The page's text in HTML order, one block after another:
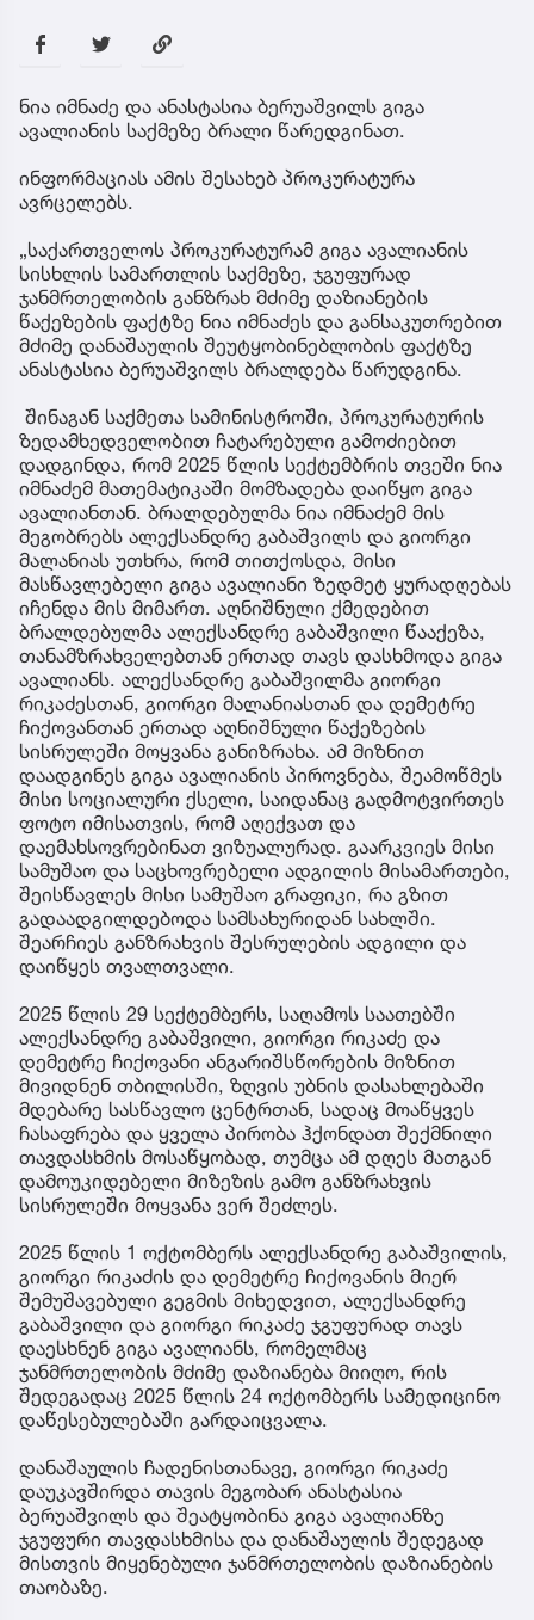
ნია იმნაძე და ანასტასია ბერუაშვილს გიგა
ავალიანის საქმეზე ბრალი წარედგინათ.
ინფორმაციას ამის შესახებ პროკურატურა
ავრცელებს.
„საქართველოს პროკურატურამ გიგა ავალიანის
სისხლის სამართლის საქმეზე, ჯგუფურად
ჯანმრთელობის განზრახ მძიმე დაზიანების
წაქეზების ფაქტზე ნია იმნაძეს და განსაკუთრებით
მძიმე დანაშაულის შეუტყობინებლობის ფაქტზე
ანასტასია ბერუაშვილს ბრალდება წარუდგინა.
შინაგან საქმეთა სამინისტროში, პროკურატურის
ზედამხედველობით ჩატარებული გამოძიებით
დადგინდა, რომ 2025 წლის სექტემბრის თვეში ნია
იმნაძემ მათემატიკაში მომზადება დაიწყო გიგა
ავალიანთან. ბრალდებულმა ნია იმნაძემ მის
მეგობრებს ალექსანდრე გაბაშვილს და გიორგი
მალანიას უთხრა, რომ თითქოსდა, მისი
მასწავლებელი გიგა ავალიანი ზედმეტ ყურადღებას
იჩენდა მის მიმართ. აღნიშნული ქმედებით
ბრალდებულმა ალექსანდრე გაბაშვილი წააქეზა,
თანამზრახველებთან ერთად თავს დასხმოდა გიგა
ავალიანს. ალექსანდრე გაბაშვილმა გიორგი
რიკაძესთან, გიორგი მალანიასთან და დემეტრე
ჩიქოვანთან ერთად აღნიშნული წაქეზების
სისრულეში მოყვანა განიზრახა. ამ მიზნით
დაადგინეს გიგა ავალიანის პიროვნება, შეამოწმეს
მისი სოციალური ქსელი, საიდანაც გადმოტვირთეს
ფოტო იმისათვის, რომ აღექვათ და
დაემახსოვრებინათ ვიზუალურად. გაარკვიეს მისი
სამუშაო და საცხოვრებელი ადგილის მისამართები,
შეისწავლეს მისი სამუშაო გრაფიკი, რა გზით
გადაადგილდებოდა სამსახურიდან სახლში.
შეარჩიეს განზრახვის შესრულების ადგილი და
დაიწყეს თვალთვალი.
2025 წლის 29 სექტემბერს, საღამოს საათებში
ალექსანდრე გაბაშვილი, გიორგი რიკაძე და
დემეტრე ჩიქოვანი ანგარიშსწორების მიზნით
მივიდნენ თბილისში, ზღვის უბნის დასახლებაში
მდებარე სასწავლო ცენტრთან, სადაც მოაწყვეს
ჩასაფრება და ყველა პირობა ჰქონდათ შექმნილი
თავდასხმის მოსაწყობად, თუმცა ამ დღეს მათგან
დამოუკიდებელი მიზეზის გამო განზრახვის
სისრულეში მოყვანა ვერ შეძლეს.
2025 წლის 1 ოქტომბერს ალექსანდრე გაბაშვილის,
გიორგი რიკაძის და დემეტრე ჩიქოვანის მიერ
შემუშავებული გეგმის მიხედვით, ალექსანდრე
გაბაშვილი და გიორგი რიკაძე ჯგუფურად თავს
დაესხნენ გიგა ავალიანს, რომელმაც
ჯანმრთელობის მძიმე დაზიანება მიიღო, რის
შედეგადაც 2025 წლის 24 ოქტომბერს სამედიცინო
დაწესებულებაში გარდაიცვალა.
დანაშაულის ჩადენისთანავე, გიორგი რიკაძე
დაუკავშირდა თავის მეგობარ ანასტასია
ბერუაშვილს და შეატყობინა გიგა ავალიანზე
ჯგუფური თავდასხმისა და დანაშაულის შედეგად
მისთვის მიყენებული ჯანმრთელობის დაზიანების
თაობაზე.